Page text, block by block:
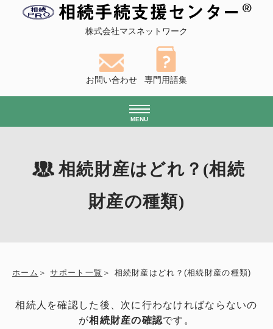
株式会社マスネットワーク
お問い合わせ 専門用語集
MENU
相続財産はどれ？(相続
財産の種類)
ホーム サポート一覧 相続財産はどれ？(相続財産の種類)
相続人を確認した後、次に行わなければならないの
が相続財産の確認です。